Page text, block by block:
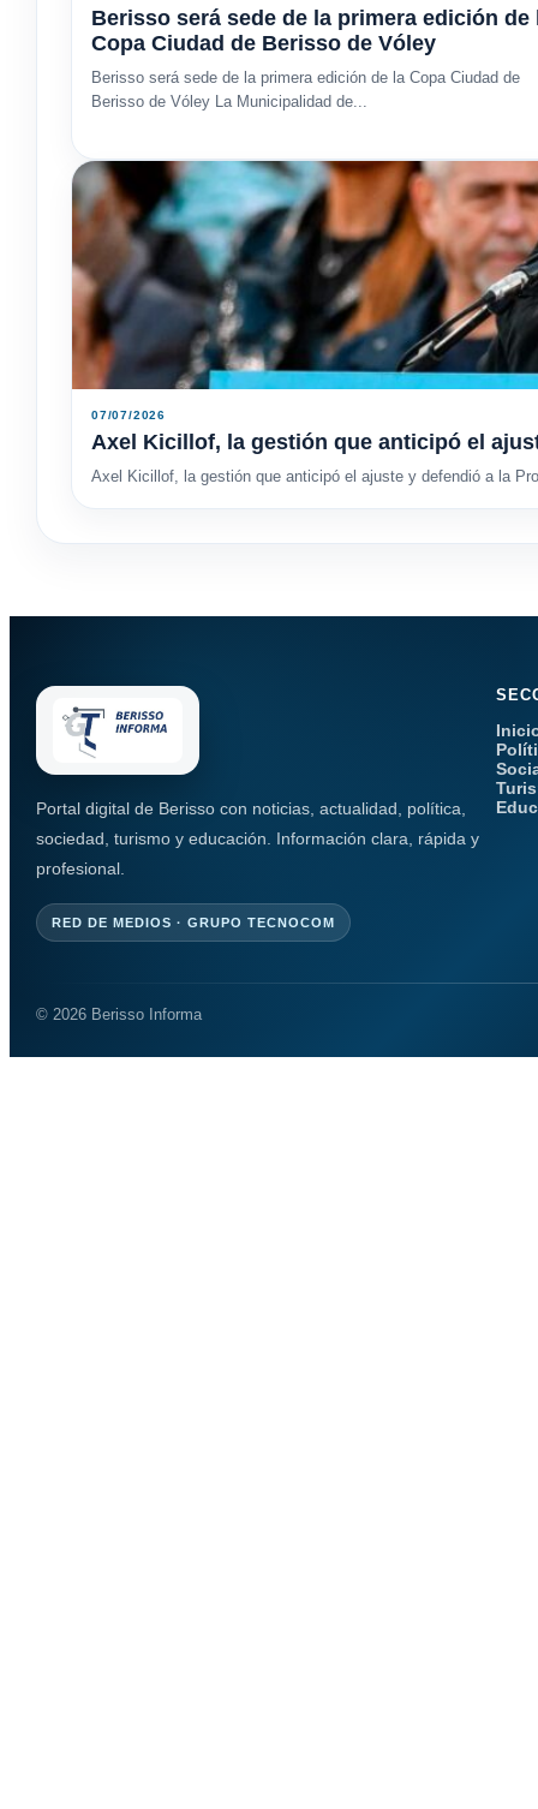
Berisso será sede de la primera edición de
Copa Ciudad de Berisso de Vóley
Berisso será sede de la primera edición de la Copa Ciudad de
Berisso de Vóley La Municipalidad de...
07/07/2026
Axel Kicillof, la gestión que anticipó el
Axel Kicillof, la gestión que anticipó el ajuste y defendió a la
Portal digital de Berisso con noticias, actualidad, política,
sociedad, turismo y educación. Información clara, rápida y
profesional.
RED DE MEDIOS · GRUPO TECNOCOM
© 2026 Berisso Informa